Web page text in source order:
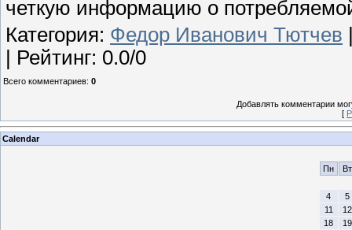
четкую информацию о
Категория: Федор Иванович Тютчев
Рейтинг: 0.0/0
Всего комментариев: 0
Добавлять комментарии
[
Calendar
Пн Вт
4
5
11
12
18
19